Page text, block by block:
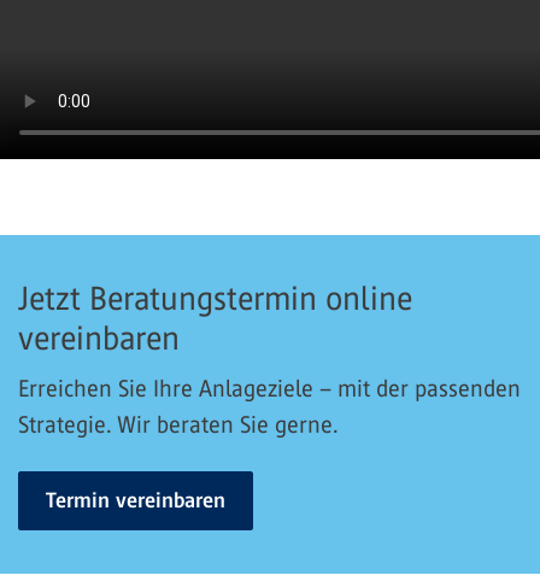
Jetzt Beratungstermin online
vereinbaren
Erreichen Sie Ihre Anlageziele – mit der passenden
Strategie. Wir beraten Sie gerne.
Termin vereinbaren